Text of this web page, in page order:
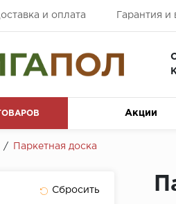
и оплата Гарантия и
Акции
/ Паркетная доска